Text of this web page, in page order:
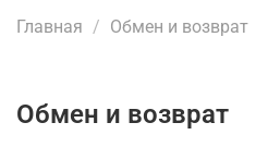
Главная Обмен и возврат
Обмен и возврат